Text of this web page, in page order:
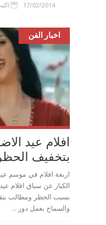
17/02/2014
اخبار الفن
افلام عيد
بتخفيف الحظر
اربعة افلام في موسم
الكبار عن سباق افلام
بسبب الحظر ومطالب
والسماح بعمل دور ...